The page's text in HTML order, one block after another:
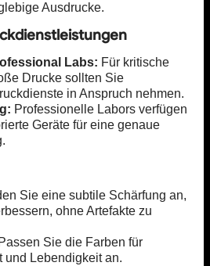
Ausdrucke.
Labs: Für kritische
Drucke sollten Sie
in Anspruch nehmen.
Professionelle Labors verfügen
Geräte für eine genaue
Sie eine subtile Schärfung an,
ohne Artefakte zu
Passen Sie die Farben für
und Lebendigkeit an.